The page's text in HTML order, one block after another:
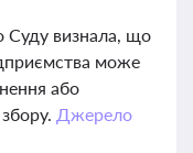
Суду визнала, що
може
або
Джерело